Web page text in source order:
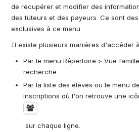
de récupérer et modifier des
des tuteurs et des payeurs. Ce sont
exclusives à ce menu.
Il existe plusieurs manières d'accéder
Par le menu Répertoire > Vue
recherche
Par la liste des élèves ou le menu
inscriptions où l'on retrouve une
Ouvrir
sur chaque ligne.